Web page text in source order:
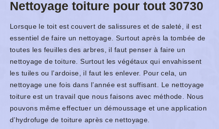
Nettoyage toiture pour tout 30730
Lorsque le toit est couvert de salissures et de saleté, il est
essentiel de faire un nettoyage. Surtout après la tombée de
toutes les feuilles des arbres, il faut penser à faire un
nettoyage de toiture. Surtout les végétaux qui envahissent
les tuiles ou l’ardoise, il faut les enlever. Pour cela, un
nettoyage une fois dans l’année est suffisant. Le nettoyage
toiture est un travail que nous faisons avec méthode. Nous
pouvons même effectuer un démoussage et une application
d’hydrofuge de toiture après ce nettoyage.